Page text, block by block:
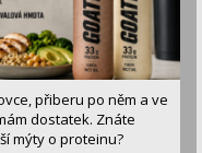
přiberu po něm a ve
dostatek. Znáte
mýty o proteinu?